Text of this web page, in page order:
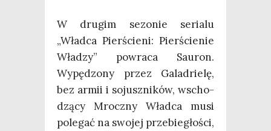
W dru­gim sezo­nie seria­lu
„Wład­ca Pier­ście­ni: Pier­ście­nie
Wła­dzy” powra­ca Sau­ron.
Wypę­dzo­ny przez Gala­drie­lę,
bez armii i sojusz­ni­ków, wscho­
dzą­cy Mrocz­ny Wład­ca musi
pole­gać na swo­jej prze­bie­gło­ści,